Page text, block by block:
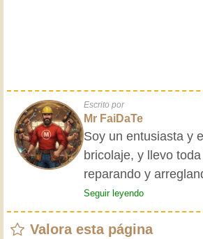
Escrito por
Mr FaiDaTe
Soy un entusiasta y
bricolaje, y llevo
reparando y
para mis amigos. Mis
enseñaron lo básico
desde entonces he
Seguir leyendo
Valora esta página